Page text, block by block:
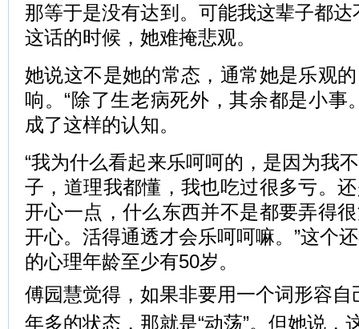
那等于是没有达到。可能我这辈子都
这话的时候，她难掩悲观。
她说这不是她的常态，通常她是乐观
响。“除了生老病死外，其余都是小事
成了这样的认知。
“我为什么看起来乐呵呵的，是因为我
子，道理我都懂，我也吃过很多亏。
开心一点，什么东西并不是都要弄得
开心。活得通透才会乐呵呵嘛。”这个
的心理年龄至少有50岁。
傅园慧觉得，如果非要用一个词形容
年多的状态，那就是“动荡”。但她说，